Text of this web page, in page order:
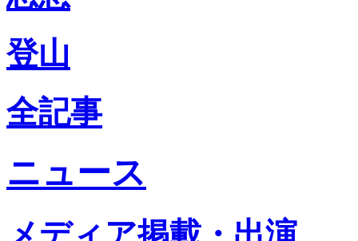
登山
全記事
ニュース